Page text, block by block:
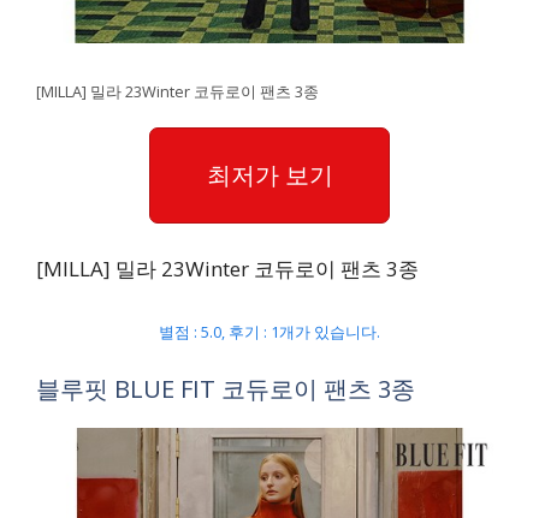
[MILLA] 밀라 23Winter 코듀로이 팬츠 3종
최저가 보기
[MILLA] 밀라 23Winter 코듀로이 팬츠 3종
별점 : 5.0, 후기 : 1개가 있습니다.
블루핏 BLUE FIT 코듀로이 팬츠 3종